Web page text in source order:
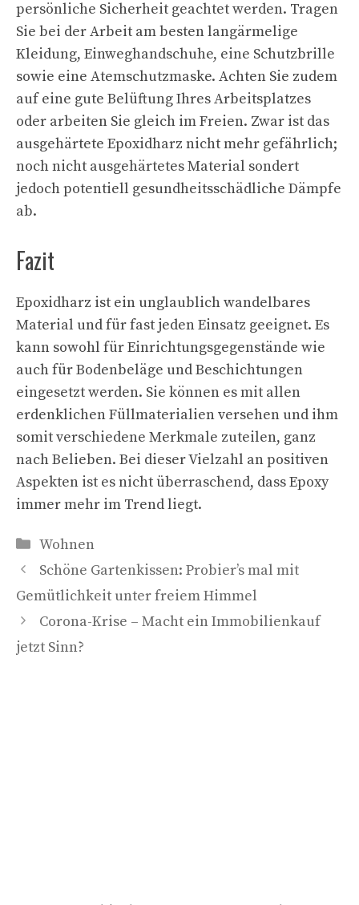
persönliche Sicherheit geachtet werden. Tragen
Sie bei der Arbeit am besten langärmelige
Kleidung, Einweghandschuhe, eine Schutzbrille
sowie eine Atemschutzmaske. Achten Sie zudem
auf eine gute Belüftung Ihres Arbeitsplatzes
oder arbeiten Sie gleich im Freien. Zwar ist das
ausgehärtete Epoxidharz nicht mehr gefährlich;
noch nicht ausgehärtetes Material sondert
jedoch potentiell gesundheitsschädliche Dämpfe
ab.
Fazit
Epoxidharz ist ein unglaublich wandelbares
Material und für fast jeden Einsatz geeignet. Es
kann sowohl für Einrichtungsgegenstände wie
auch für Bodenbeläge und Beschichtungen
eingesetzt werden. Sie können es mit allen
erdenklichen Füllmaterialien versehen und ihm
somit verschiedene Merkmale zuteilen, ganz
nach Belieben. Bei dieser Vielzahl an positiven
Aspekten ist es nicht überraschend, dass Epoxy
immer mehr im Trend liegt.
Kategorien
Wohnen
Schöne Gartenkissen: Probier’s mal mit
Gemütlichkeit unter freiem Himmel
Corona-Krise – Macht ein Immobilienkauf
jetzt Sinn?